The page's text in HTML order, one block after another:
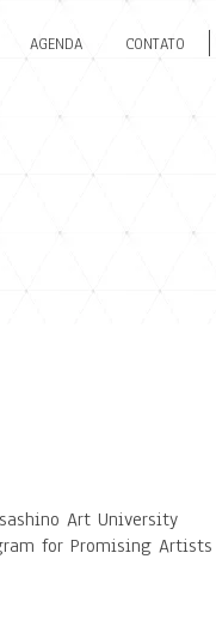
AGENDA CONTATO
Art University
for Promising